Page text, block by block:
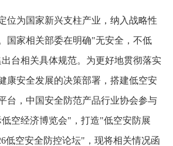
为国家新兴支柱产业，纳入战略性
国家相关部委在明确"无安全，不低
台相关具体规范。为更好地贯彻落实
康安全发展的决策部署，搭建低空安
台，中国安全防范产品行业协会参与
空经济博览会"，打造"低空安防展
低空安全防控论坛"，现将相关情况函